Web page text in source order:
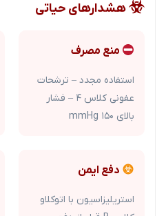
هشدارهای حیاتی
منع مصرف
استفاده مجدد – ترشحات
عفونی کلاس ۴ – فشار
بالای ۱۵۰ mmHg
دفع ایمن
استریلیزاسیون با اتوکلاو